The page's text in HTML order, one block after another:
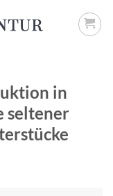
in
seltener